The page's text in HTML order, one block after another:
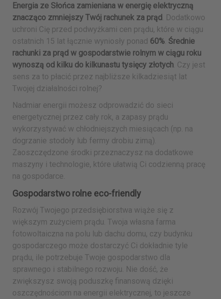
Energia ze Słońca zamieniana w energię elektryczną
znacząco zmniejszy Twój rachunek za prąd . Dodatkowo
uchroni Cię przed podwyżkami cen prądu, które w ciągu
ostatnich 15 lat łącznie wyniosły ponad 60% Średnie
rachunki za prąd w gospodarstwie rolnym w ciągu roku
wynoszą od kilku do kilkunastu tysięcy złotych . Czy jest
sens za to płacić przez najbliższe kilkadziesiąt lat
Twojej działalności rolnej?
Nadmiar energii możesz odprowadzić do sieci
energetycznej przez cały rok, a zapasy prądu
wykorzystywać w chłodniejszych miesiącach (np. na
dogrzanie stodoły lub fermy drobiu zimą).
Zaoszczędzone środki przeznaczysz na dodatkowe
maszyny i technologie, które ułatwią Ci codzienną pracę
na gospodarce.
Gospodarstwo rolne eco-friendly
Rozwój Twojego przedsiębiorstwa wiąże się z
większym zużyciem prądu. Twoja własna farma
fotowoltaiczna na polu lub dachu domu, czy budynku
gospodarczego może dostarczyć Ci dokładnie tyle
prądu, ile potrzebuje Twoje gospodarstwo dla
sprawnego i stabilnego rozwoju. Nie dość, że
zwiększysz swoją poduszkę finansową dzięki
oszczędnościom na energii elektrycznej, to jeszcze